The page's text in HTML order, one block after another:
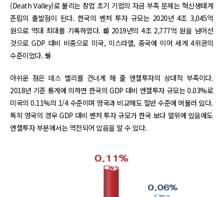
(Death Valley)로 불리는 창업 초기 기업의 자금 부족 문제는 혁신생태계
존립의 출발점이 된다. 한국의 벤처 투자 규모는 2020년 4조 3,045억
원으로 역대 최대를 기록하였다. 8) 2019년의 4조 2,777억 원을 넘어선
것으로 GDP 대비 비중으로 미국, 이스라엘, 중국에 이어 세계 4위권의
수준이었다. 9)
아쉬운 점은 데스 밸리를 건너게 해 줄 엔젤투자의 상대적 부족이다.
2018년 기준 통계에 의하면 한국의 GDP 대비 엔젤투자 규모는 0.03%로
미국의 0.11%의 1/4 수준이며 영국과 비교해도 절반 수준에 머물러 있다.
특히 영국의 경우 GDP 대비 벤처 투자 규모가 한국 보다 열위에 있음에도
엔젤투자 부분에서는 역전되어 있음을 알 수 있다.